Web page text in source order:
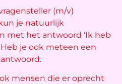
(m/v)
je natuurlijk
met het antwoord ‘Ik heb
je ook meteen een
mensen die er oprecht